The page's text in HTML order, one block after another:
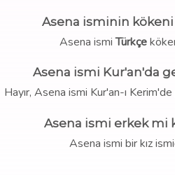
Asena isminin
Asena ismiTürkçe
Asena ismi Kur'an'da
Hayır, Asena ismi Kur'an-ı
Asena ismi erkek mi
Asena ismi bir kız